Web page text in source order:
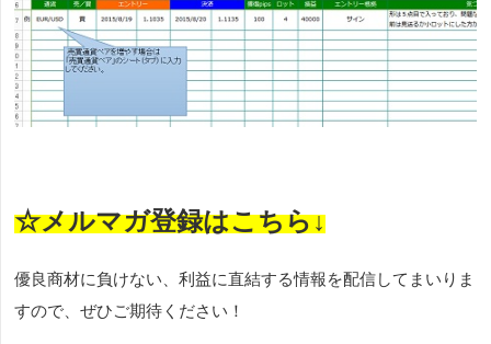
☆メルマガ登録はこちら↓
優良商材に負けない、利益に直結する情報を配信してまいりま
すので、ぜひご期待ください！